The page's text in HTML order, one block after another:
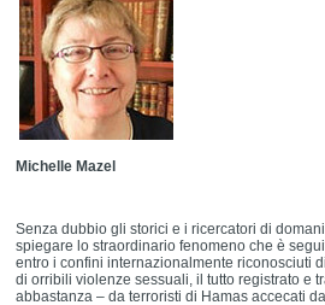
Michelle Mazel
Senza dubbio gli storici e i ricercatori di
spiegare lo straordinario fenomeno che è
entro i confini internazionalmente riconosciuti
di orribili violenze sessuali, il tutto registrato e
abbastanza – da terroristi di Hamas accecati